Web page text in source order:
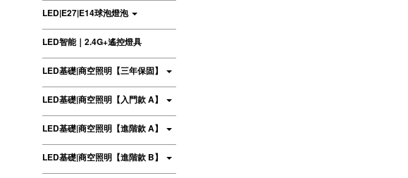
LED|E27|E14球泡燈泡
LED智能｜2.4G+遙控燈具
LED基礎|商空照明【三年保固】
LED基礎|商空照明【入門款 A】
LED基礎|商空照明【進階款 A】
LED基礎|商空照明【進階款 B】